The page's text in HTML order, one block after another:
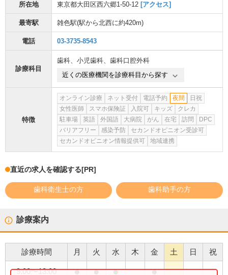
所在地 東京都大田区西六郷1-50-12 [アクセス]
最寄駅 雑色駅(駅から北西に約420m)
電話 03-3735-8543
診療科目
歯科、 小児歯科、 歯科口腔外科
近くの医療機関を診療科目から探す
特徴
オンライン診療 ネット受付 電話予約 夜間
日祝
女性医師
スマホ保険証 入院可 キッズ
クレカ
駐車場
英語 外国語 大病院 がん 在宅 訪問
DPC
バリアフリー
感染予防
セカンドオピニオン受診可
セカンドオピニオン情報提供可
地域連携
直近の求人を確認する[PR]
歯科衛生士の方 歯科助手の方
診療案内
診療時間 月 火 水 木 金 土 日 祝
9:00〜13:00 ● ● ● ●